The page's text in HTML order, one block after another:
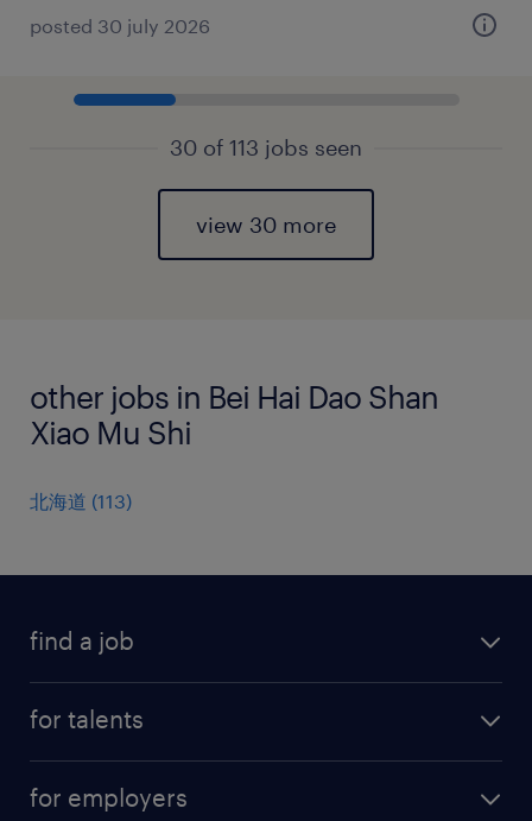
posted 30 july 2026
30 of 113 jobs seen
view 30 more
other jobs in Bei Hai Dao Shan
Xiao Mu Shi
北海道 (113)
find a job
for talents
for employers